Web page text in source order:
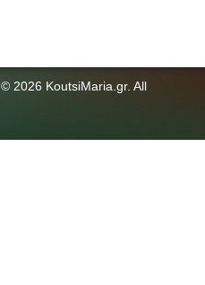
© 2026 KoutsiMaria.gr. All